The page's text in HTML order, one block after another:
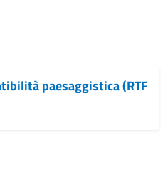
paesaggistica (RTF